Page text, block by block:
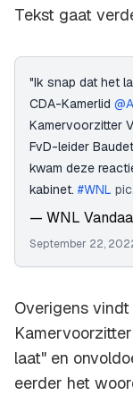
Tekst gaat
"Ik snap dat het
CDA-Kamerlid
Kamervoorzitter
FvD-leider
kwam deze
kabinet. #WNL
— WNL
September 22,
Overigens
laat" en
eerder het